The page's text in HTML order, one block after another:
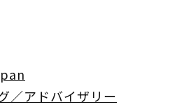
／アドバイザリー